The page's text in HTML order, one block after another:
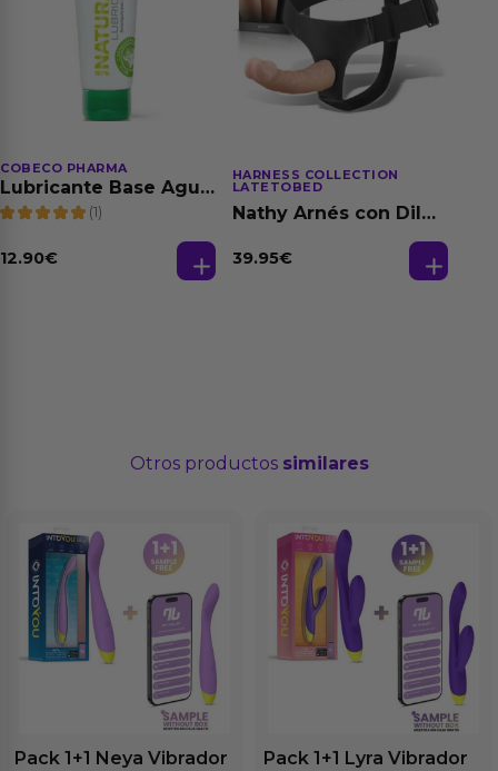
COBECO PHARMA
Lubricante Base Agua
100% Natural 125 ml
(1)
12.90€
HARNESS COLLECTION
LATETOBED
Nathy Arnés con Dildo
39.95€
Otros productos similares
Pack 1+1 Neya Vibrador
Pack 1+1 Lyra Vibrador